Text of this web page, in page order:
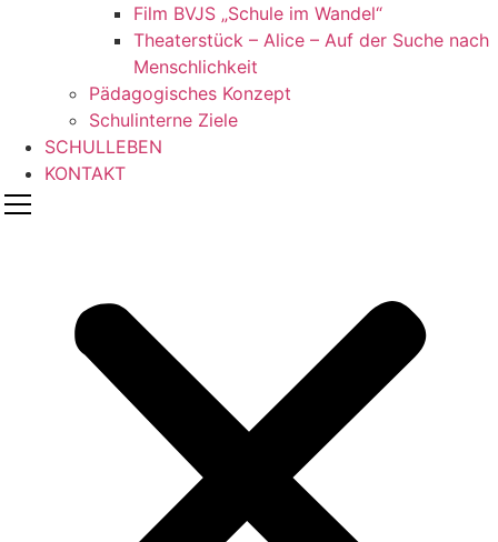
Film BVJS „Schule im Wandel“
Theaterstück – Alice – Auf der Suche nach
Menschlichkeit
Pädagogisches Konzept
Schulinterne Ziele
SCHULLEBEN
KONTAKT